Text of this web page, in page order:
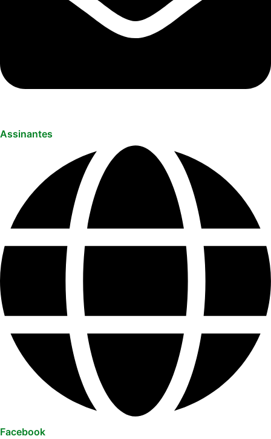
Assinantes
Facebook